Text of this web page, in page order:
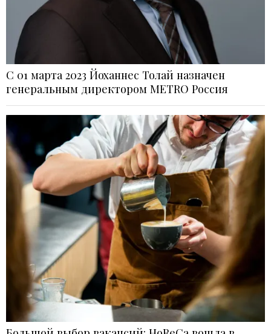
С 01 марта 2023 Йоханнес Толай назначен
генеральным директором METRO Россия